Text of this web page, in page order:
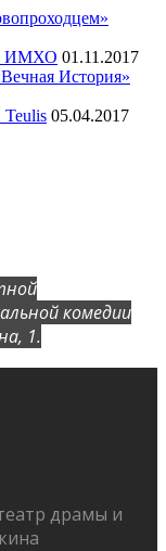
ИМХО 01.11.2017
История»
Teulis 05.04.2017
комедии
1.
драмы и